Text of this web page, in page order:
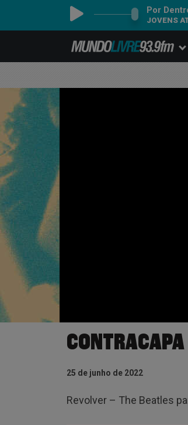
Por
JOVENS
CONTRACAPA
25 de junho de 2022
Revolver – The Beatles